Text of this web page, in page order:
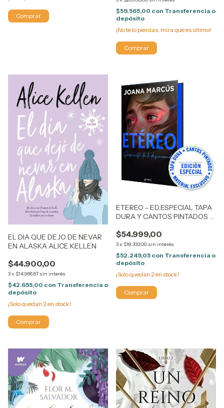
$59.565,00 con Transferencia o
depósito
¡No te lo pierdas, mira que es último!
EL DIA QUE DEJO DE NEVAR
EN ALASKA ALICE KELLEN
$44.900,00
3x $14.966,67 sin interés
$42.655,00 con Transferencia o
depósito
¡Solo quedan 2 en stock!
ETEREO - ED.ESPECIAL TAPA
DURA Y CANTOS PINTADOS -
$54.999,00
3x $18.333,00 sin interés
$52.249,05 con Transferencia o
depósito
¡Solo quedan 2 en stock!